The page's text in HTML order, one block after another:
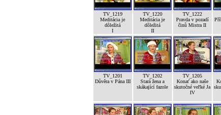
TV_1219
Meditácia je
dôležitá
I
TV_1220
Meditácia je
dôležitá
II
TV_1222
Pravda v pozadí
činů Mistra II
TV_1201
Důvěra v Pána III
TV_1202
Stará žena a
skákající fazole
TV_1205
Konať ako naše
skutočné veľké Ja
IV